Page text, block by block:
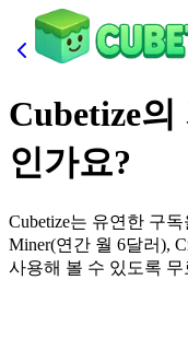
Cubetize
인가요?
Cubetize는 유연한 구
Miner(연간 월 6달러),
사용해 볼 수 있도록